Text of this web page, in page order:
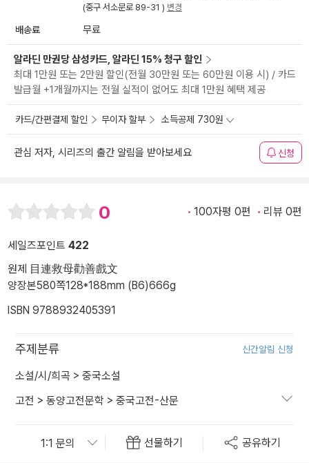
(중구 서소문로 89-31 ) 변경
배송료 무료
알라딘 만권당 삼성카드, 알라딘 15% 청구 할인
최대 1만원 또는 2만원 할인(전월 30만원 또는 60만원 이용 시) / 카드
발급월 +1개월까지는 전월 실적이 없어도 최대 1만원 혜택 제공
카드/간편결제 할인 무이자 할부 소득공제 730원
관심 저자, 시리즈의 출간 알림을 받아보세요 신청
0 100자평 0편 리뷰 0편
세일즈포인트 422
원제 目連救母勸善戲文
양장본580쪽128*188mm (B6)666g
ISBN 9788932405391
주제분류 신간알림 신청
소설/시/희곡 > 중국소설
고전 > 동양고전문학 > 중국고전-산문
선물하기 공유하기